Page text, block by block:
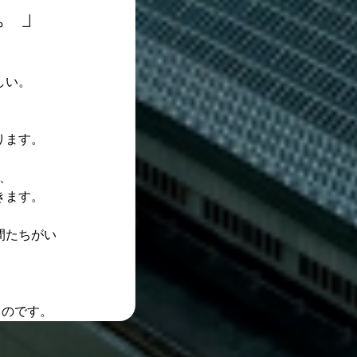
。
す。
す。
たちがい
です。